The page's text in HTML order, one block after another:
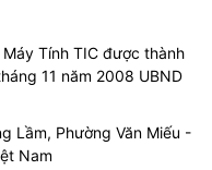
Tính TIC được thành
11 năm 2008 UBND
Lầm, Phường Văn Miếu -
Nam